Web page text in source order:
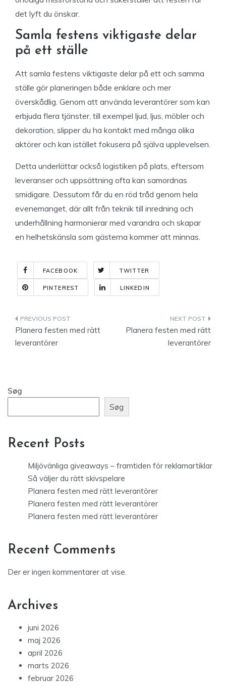
det lyft du önskar.
Samla festens viktigaste delar
på ett ställe
Att samla festens viktigaste delar på ett och samma
ställe gör planeringen både enklare och mer
överskådlig. Genom att använda leverantörer som kan
erbjuda flera tjänster, till exempel ljud, ljus, möbler och
dekoration, slipper du ha kontakt med många olika
aktörer och kan istället fokusera på själva upplevelsen.
Detta underlättar också logistiken på plats, eftersom
leveranser och uppsättning ofta kan samordnas
smidigare. Dessutom får du en röd tråd genom hela
evenemanget, där allt från teknik till inredning och
underhållning harmonierar med varandra och skapar
en helhetskänsla som gästerna kommer att minnas.
FACEBOOK TWITTER
PINTEREST LINKEDIN
Indlægsnavigation
Planera festen med rätt
leverantörer
Planera festen med rätt
leverantörer
Søg
Søg
Recent Posts
Miljövänliga giveaways – framtiden för reklamartiklar
Så väljer du rätt skivspelare
Planera festen med rätt leverantörer
Planera festen med rätt leverantörer
Planera festen med rätt leverantörer
Recent Comments
Der er ingen kommentarer at vise.
Archives
juni 2026
maj 2026
april 2026
marts 2026
februar 2026